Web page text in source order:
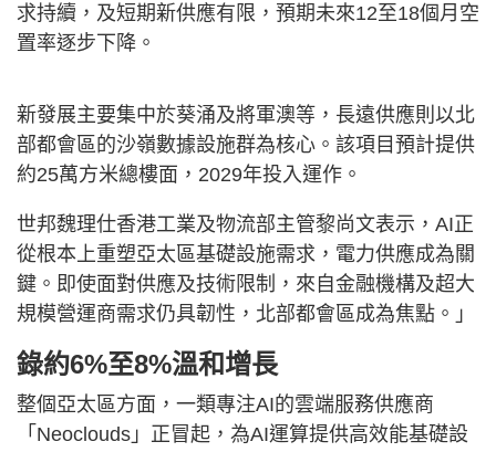
求持續，及短期新供應有限，預期未來12至18個月空
置率逐步下降。
新發展主要集中於葵涌及將軍澳等，長遠供應則以北
部都會區的沙嶺數據設施群為核心。該項目預計提供
約25萬方米總樓面，2029年投入運作。
世邦魏理仕香港工業及物流部主管黎尚文表示，AI正
從根本上重塑亞太區基礎設施需求，電力供應成為關
鍵。即使面對供應及技術限制，來自金融機構及超大
規模營運商需求仍具韌性，北部都會區成為焦點。」
錄約6%至8%溫和增長
整個亞太區方面，一類專注AI的雲端服務供應商
「Neoclouds」正冒起，為AI運算提供高效能基礎設